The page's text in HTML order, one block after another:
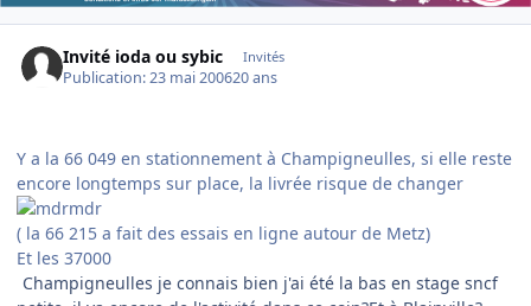
Invité ioda ou sybic Invités
Publication:23 mai 200620 ans
Y a la 66 049 en stationnement à Champigneulles, si elle reste
encore longtemps sur place, la livrée risque de changer
( la 66 215 a fait des essais en ligne autour de Metz)
Et les 37000
Champigneulles je connais bien j'ai été la bas en stage sncf